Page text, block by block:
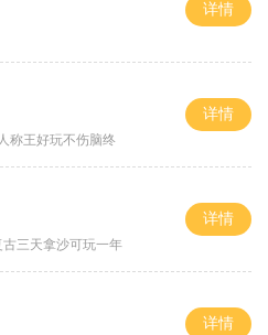
详情
称王好玩不伤脑终
详情
三天拿沙可玩一年
详情
详情